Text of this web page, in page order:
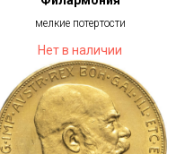
мелкие потертости
Нет в наличии